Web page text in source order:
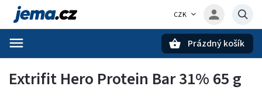
CZK
Prázdný košík
Extrifit Hero Protein Bar 31% 65 g